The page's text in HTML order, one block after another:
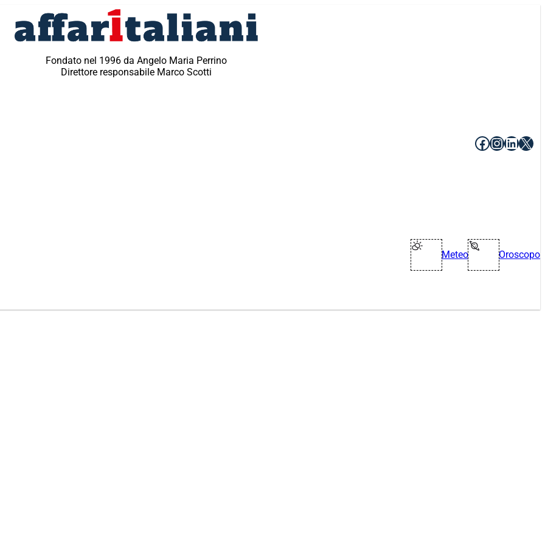
Fondato nel 1996 da Angelo Maria Perrino
Direttore responsabile Marco Scotti
Facebook
X
Meteo Oroscopo